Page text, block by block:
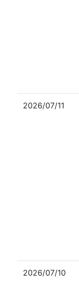
2026/07/11
2026/07/10